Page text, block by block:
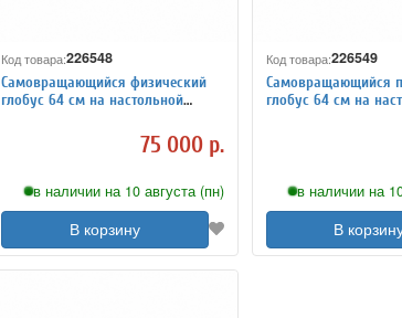
Код товара:226548
Самовращающийся физический
глобус 64 см на настольной
75 000 р.
в наличии на 10 августа (пн)
В корзину
Код товара:226549
Самовращающийся
глобус 64 см на
в наличии на
В